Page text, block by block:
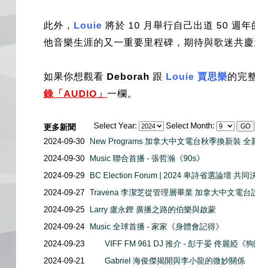
此外， Louie 將於 10 月舉行自己出道 50 週年
他音樂生涯的又一重要里程碑，期待與歌迷共
如果你想觀看 Deborah 跟 Louie 賈思樂的完
錄「AUDIO」 一欄。
Select Year: Select Month:
更多新聞
2024-09-30
New Programs 加拿大中文電台秋季換新裝 全
2024-09-30
Music 聯合首播 - 張哲瀚《90s》
2024-09-29
BC Election Forum | 2024 卑詩省選論壇 共同
2024-09-27 Travena 李潔芝從管理層畢業 加拿大中文電台
2024-09-25
Larry 盧永鏗 廣播之路的伯樂與啟蒙
2024-09-24
Music 全球首播 - 家家《身體會記得》
2024-09-23
VIFF FM 961 DJ 推介 - 彭于晏 佟麗婭《狗
2024-09-21
Gabriel 海俊傑揭開與李小龍的微妙關係